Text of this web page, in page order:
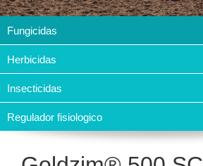
Fungicidas
Herbicidas
Insecticidas
Regulador fisiologico